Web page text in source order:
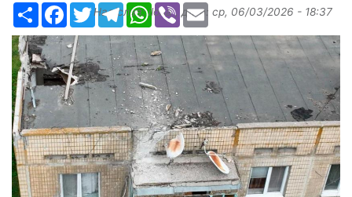
РесурсFacebook
TwitterTelegramWhatsApp
Viber Email
Надіслав:ilona, дата: ср, 06/03/2026 - 18:37